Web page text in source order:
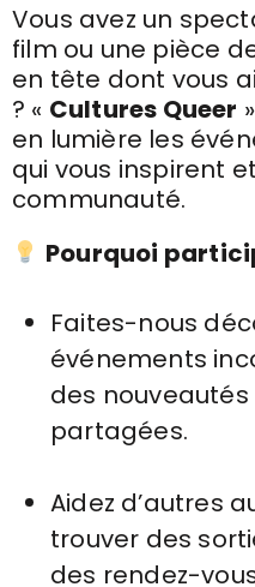
Vous avez un
film ou une pièce
en tête dont vous
? « Cultures Queer
en lumière les
qui vous inspirent
communauté.
Pourquoi
Faites-nous
événements
des
partagées.
Aidez d’autres
trouver des
des rendez-